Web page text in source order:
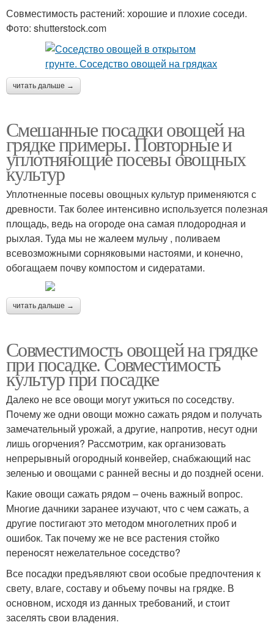
Совместимость растений: хорошие и плохие соседи.
Фото: shutterstock.com
читать дальше →
Смешанные посадки овощей на
грядке примеры. Повторные и
уплотняющие посевы овощных
культур
Уплотненные посевы овощных культур применяются с
древности. Так более интенсивно используется полезная
площадь, ведь на огороде она самая плодородная и
рыхлая. Туда мы не жалеем мульчу , поливаем
всевозможными сорняковыми настоями, и конечно,
обогащаем почву компостом и сидератами.
читать дальше →
Совместимость овощей на грядке
при посадке. Совместимость
культур при посадке
Далеко не все овощи могут ужиться по соседству.
Почему же одни овощи можно сажать рядом и получать
замечательный урожай, а другие, напротив, несут одни
лишь огорчения? Рассмотрим, как организовать
непрерывный огородный конвейер, снабжающий нас
зеленью и овощами с ранней весны и до поздней осени.
Какие овощи сажать рядом – очень важный вопрос.
Многие дачники заранее изучают, что с чем сажать, а
другие постигают это методом многолетних проб и
ошибок. Так почему же не все растения стойко
переносят нежелательное соседство?
Все посадки предъявляют свои особые предпочтения к
свету, влаге, составу и объему почвы на грядке. В
основном, исходя из данных требований, и стоит
заселять свои владения.